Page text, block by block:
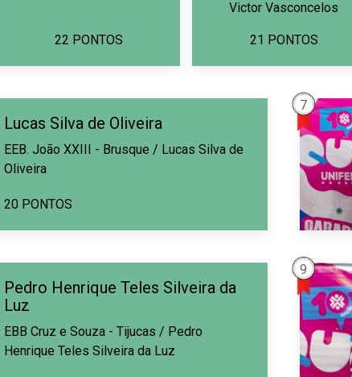
22 PONTOS
Victor Vasconcelos
21 PONTOS
Lucas Silva de Oliveira
EEB. João XXIII - Brusque / Lucas Silva de
Oliveira
20 PONTOS
7
Pedro Henrique Teles Silveira da
Luz
EBB Cruz e Souza - Tijucas / Pedro
Henrique Teles Silveira da Luz
9